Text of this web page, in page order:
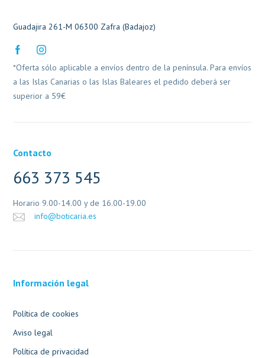
Guadajira 261-M 06300 Zafra (Badajoz)
*Oferta sólo aplicable a envíos dentro de la península. Para envíos
a las Islas Canarias o las Islas Baleares el pedido deberá ser
superior a 59€
Contacto
663 373 545
Horario 9.00-14.00 y de 16.00-19.00
info@boticaria.es
Información legal
Política de cookies
Aviso legal
Política de privacidad